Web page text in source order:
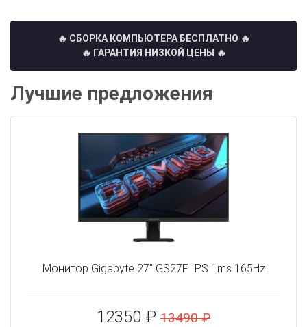
🔥 СБОРКА КОМПЬЮТЕРА БЕСПЛАТНО 🔥
🔥 ГАРАНТИЯ НИЗКОЙ ЦЕНЫ 🔥
Лучшие предложения
Монитор Gigabyte 27" GS27F IPS 1ms 165Hz
12350 ₽ 13490 ₽